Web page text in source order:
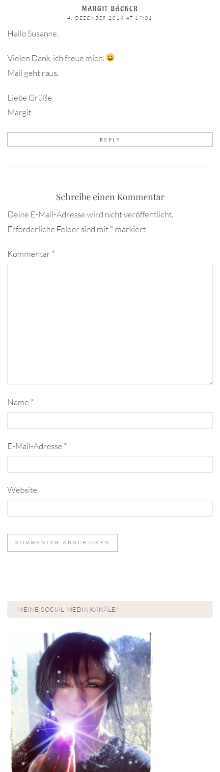
MARGIT BÄCKER
4. DEZEMBER 2018 AT 17:01
Hallo Susanne,
Vielen Dank, ich freue mich.
Mail geht raus.
Liebe Grüße
Margit
REPLY
Schreibe einen Kommentar
Deine E-Mail-Adresse wird nicht veröffentlicht.
Erforderliche Felder sind mit* markiert
Kommentar *
Name *
E-Mail-Adresse *
Website
MEINE SOCIAL MEDIA KANÄLE!